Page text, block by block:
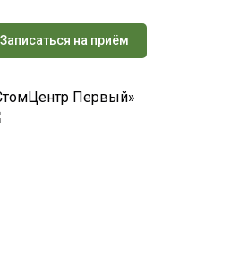
Записаться на приём
Первый»